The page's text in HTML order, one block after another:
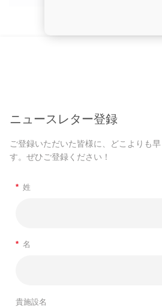
ニュースレター登録
ご登録いただいた皆様に、どこよりも
す。ぜひご登録ください！
* 姓
* 名
貴施設名